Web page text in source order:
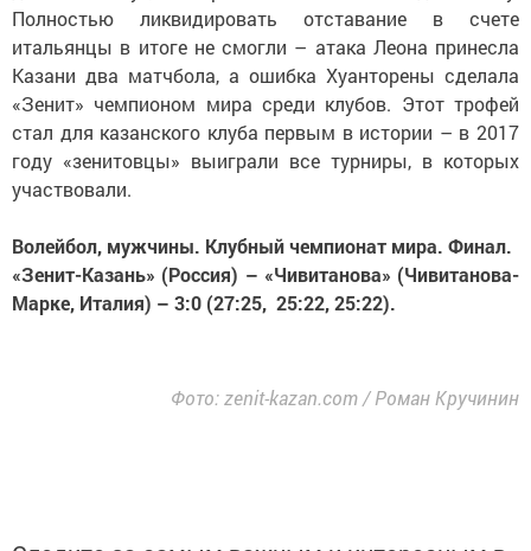
Полностью ликвидировать отставание в счете
итальянцы в итоге не смогли – атака Леона принесла
Казани два матчбола, а ошибка Хуанторены сделала
«Зенит» чемпионом мира среди клубов. Этот трофей
стал для казанского клуба первым в истории – в 2017
году «зенитовцы» выиграли все турниры, в которых
участвовали.
Волейбол, мужчины. Клубный чемпионат мира. Финал.
«Зенит-Казань» (Россия) – «Чивитанова» (Чивитанова-
Марке, Италия) – 3:0 (27:25, 25:22, 25:22).
Фото: zenit-kazan.com / Роман Кручинин